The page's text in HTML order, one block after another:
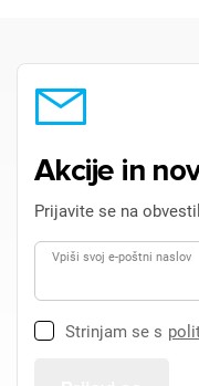
Akcije in
Prijavite se na
Vpiši svoj e-poštni naslov
Strinjam se s